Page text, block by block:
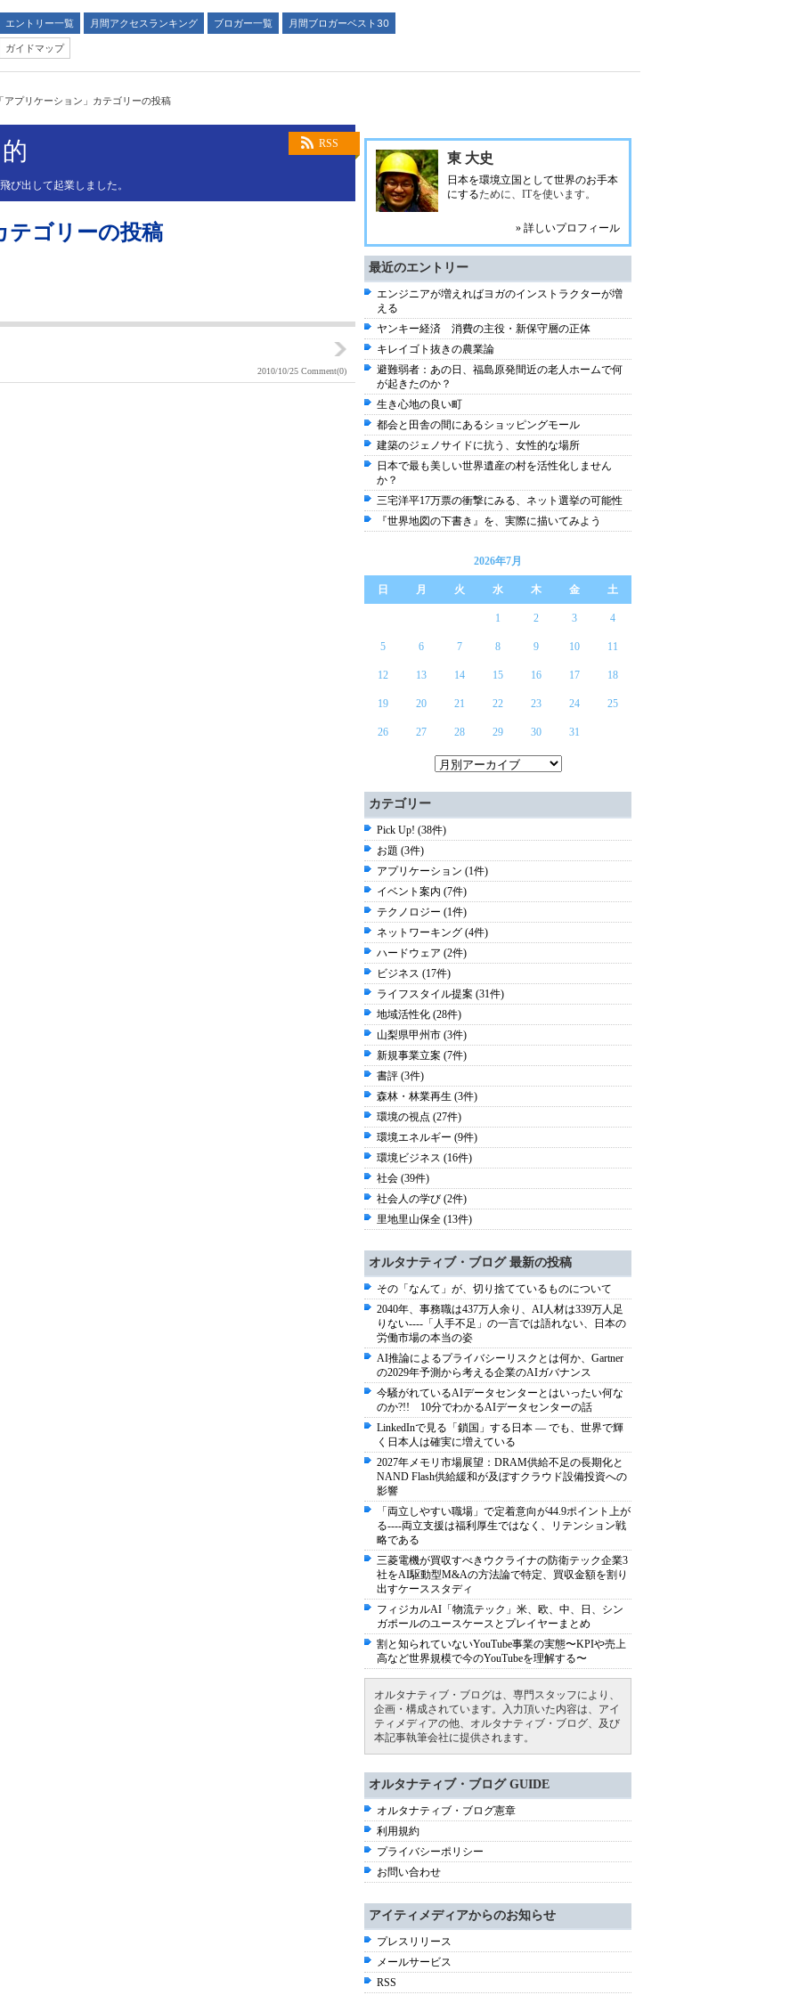
エントリー一覧 月間アクセスランキング ブロガー一覧
月間ブロガーベスト30
ガイドマップ
「アプリケーション」カテゴリーの投稿
RSS
び出して起業しました。
テゴリーの投稿
2010/10/25 Comment(0)
東 大史
日本を環境立国として世界のお手本
にするために、ITを使います。
» 詳しいプロフィール
最近のエントリー
エンジニアが増えればヨガのインストラクターが増
える
ヤンキー経済 消費の主役・新保守層の正体
キレイゴト抜きの農業論
避難弱者：あの日、福島原発間近の老人ホームで何
が起きたのか？
生き心地の良い町
都会と田舎の間にあるショッピングモール
建築のジェノサイドに抗う、女性的な場所
日本で最も美しい世界遺産の村を活性化しません
か？
三宅洋平17万票の衝撃にみる、ネット選挙の可能性
『世界地図の下書き』を、実際に描いてみよう
2026年7月
日 月 火 水 木 金 土
1 2 3 4
5 6 7 8 9 10 11
12 13 14 15 16 17 18
19 20 21 22 23 24 25
26 27 28 29 30 31
カテゴリー
Pick Up! (38件)
お題 (3件)
アプリケーション (1件)
イベント案内 (7件)
テクノロジー (1件)
ネットワーキング (4件)
ハードウェア (2件)
ビジネス (17件)
ライフスタイル提案 (31件)
地域活性化 (28件)
山梨県甲州市 (3件)
新規事業立案 (7件)
書評 (3件)
森林・林業再生 (3件)
環境の視点 (27件)
環境エネルギー (9件)
環境ビジネス (16件)
社会 (39件)
社会人の学び (2件)
里地里山保全 (13件)
オルタナティブ・ブログ 最新の投稿
その「なんて」が、切り捨てているものについて
2040年、事務職は437万人余り、AI人材は339万人足
りない----「人手不足」の一言では語れない、日本の
労働市場の本当の姿
AI推論によるプライバシーリスクとは何か、Gartner
の2029年予測から考える企業のAIガバナンス
今騒がれているAIデータセンターとはいったい何な
のか?!! 10分でわかるAIデータセンターの話
LinkedInで見る「鎖国」する日本 ― でも、世界で輝
く日本人は確実に増えている
2027年メモリ市場展望：DRAM供給不足の長期化と
NAND Flash供給緩和が及ぼすクラウド設備投資への
影響
「両立しやすい職場」で定着意向が44.9ポイント上が
る----両立支援は福利厚生ではなく、リテンション戦
略である
三菱電機が買収すべきウクライナの防衛テック企業3
社をAI駆動型M&Aの方法論で特定、買収金額を割り
出すケーススタディ
フィジカルAI「物流テック」米、欧、中、日、シン
ガポールのユースケースとプレイヤーまとめ
割と知られていないYouTube事業の実態〜KPIや売上
高など世界規模で今のYouTubeを理解する〜
オルタナティブ・ブログは、専門スタッフにより、
企画・構成されています。入力頂いた内容は、アイ
ティメディアの他、オルタナティブ・ブログ、及び
本記事執筆会社に提供されます。
オルタナティブ・ブログ GUIDE
オルタナティブ・ブログ憲章
利用規約
プライバシーポリシー
お問い合わせ
アイティメディアからのお知らせ
プレスリリース
メールサービス
RSS